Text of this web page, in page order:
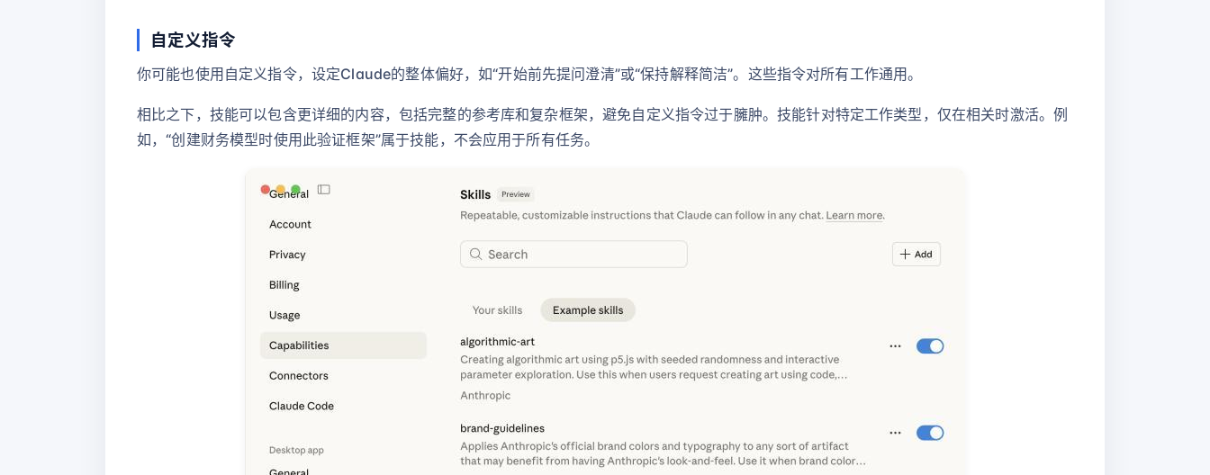
自定义指令
你可能也使用自定义指令，设定Claude的整体偏好，如“开始前先提问澄清”或“保持解释简洁”。这些指令对所有工作通用。
相比之下，技能可以包含更详细的内容，包括完整的参考库和复杂框架，避免自定义指令过于臃肿。技能针对特定工作类型，仅在相关时激活。例
如，“创建财务模型时使用此验证框架”属于技能，不会应用于所有任务。